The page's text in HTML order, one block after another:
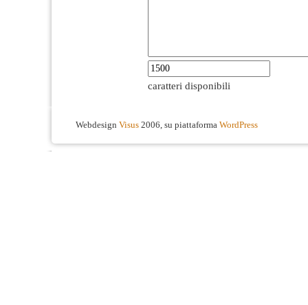
caratteri disponibili
Webdesign Visus 2006, su piattaforma WordPress